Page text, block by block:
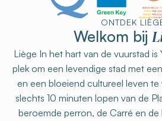
ONTDEK
Welkom bij
Liège In het hart van de vuurstad is
plek om een levendige stad met
en een bloeiend cultureel leven
slechts 10 minuten lopen van de
beroemde perron, de Carré en de